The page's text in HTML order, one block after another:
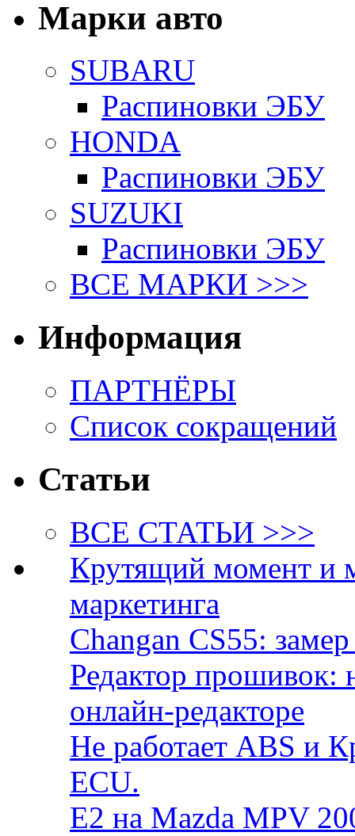
Марки авто
SUBARU
Распиновки ЭБУ
HONDA
Распиновки ЭБУ
SUZUKI
Распиновки ЭБУ
ВСЕ МАРКИ >>>
Информация
ПАРТНЁРЫ
Список сокращений
Статьи
ВСЕ СТАТЬИ >>>
Крутящий момент и
маркетинга
Changan CS55:
Редактор прошивок:
онлайн-редакторе
Не работает ABS и
ECU.
E2 на Mazda MPV